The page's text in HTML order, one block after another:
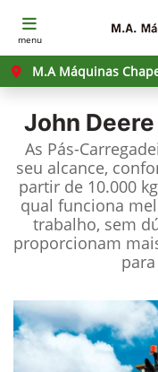
menu
M.A Máquinas
John Deere
As Pás-
seu alcance,
partir de 10.000
qual funciona
trabalho, sem
proporcionam